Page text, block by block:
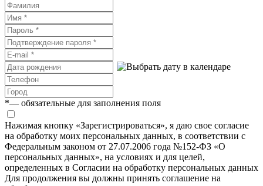
*— обязательные для заполнения поля
Нажимая кнопку «Зарегистрироваться», я даю свое согласие
на обработку моих персональных данных, в соответствии с
Федеральным законом от 27.07.2006 года №152-ФЗ «О
персональных данных», на условиях и для целей,
определенных в Согласии на обработку персональных данных
Для продолжения вы должны принять соглашение на